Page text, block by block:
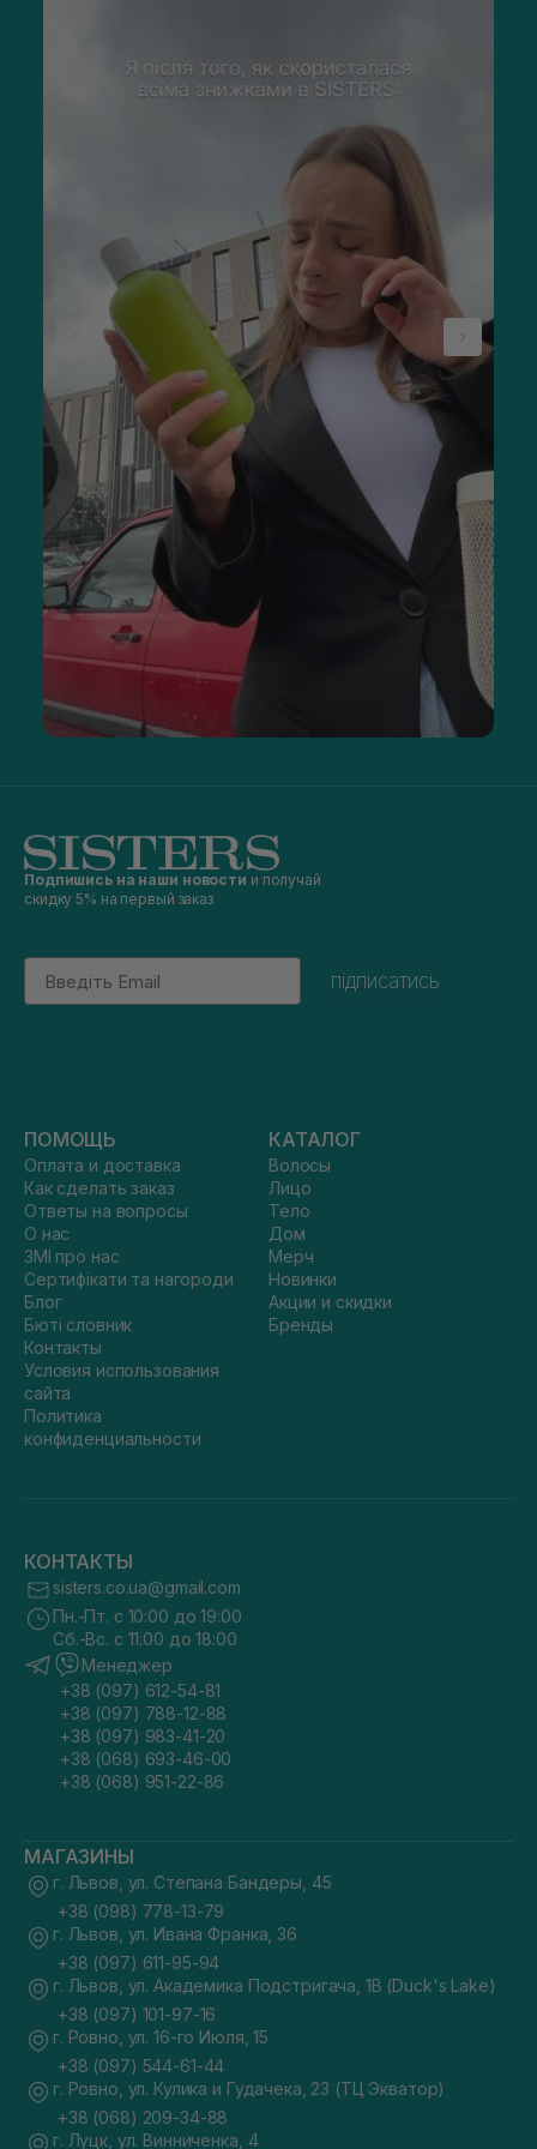
Подпишись на наши новости и получай
скидку 5% на первый заказ
Email
підписатись
ПОМОЩЬ
Оплата и доставка
Как сделать заказ
Ответы на вопросы
О нас
ЗМІ про нас
Сертифікати та нагороди
Блог
Бюті словник
Контакты
Условия использования
сайта
Политика
конфиденциальности
КАТАЛОГ
Волосы
Лицо
Тело
Дом
Мерч
Новинки
Акции и скидки
Бренды
КОНТАКТЫ
sisters.co.ua@gmail.com
Пн.-Пт. с 10:00 до 19:00
Сб.-Вс. с 11:00 до 18:00
Менеджер
+38 (097) 612-54-81
+38 (097) 788-12-88
+38 (097) 983-41-20
+38 (068) 693-46-00
+38 (068) 951-22-86
МАГАЗИНЫ
г. Львов, ул. Степана Бандеры, 45
+38 (098) 778-13-79
г. Львов, ул. Ивана Франка, 36
+38 (097) 611-95-94
г. Львов, ул. Академика Подстригача, 1В (Duck's Lake)
+38 (097) 101-97-16
г. Ровно, ул. 16-го Июля, 15
+38 (097) 544-61-44
г. Ровно, ул. Кулика и Гудачека, 23 (ТЦ Экватор)
+38 (068) 209-34-88
г. Луцк, ул. Винниченка, 4